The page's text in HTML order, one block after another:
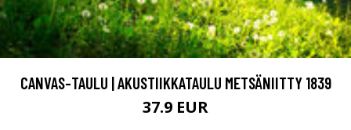
CANVAS-TAULU | AKUSTIIKKATAULU METSÄNIITTY 1839
37.9 EUR